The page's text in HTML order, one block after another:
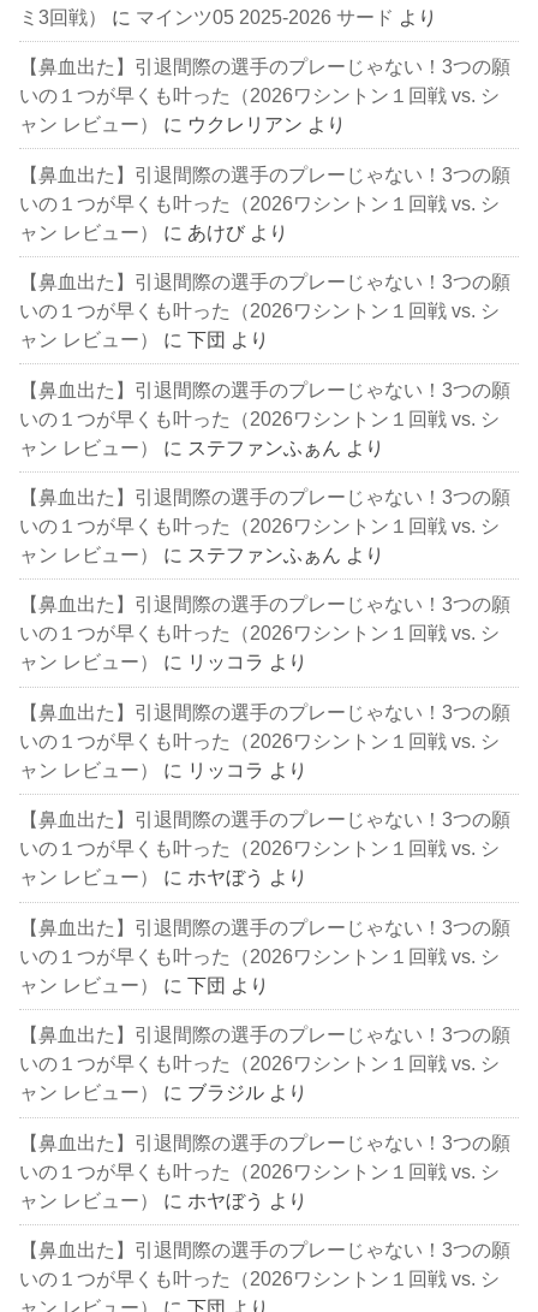
ミ3回戦）
に マインツ05 2025-2026 サード より
【鼻血出た】引退間際の選手のプレーじゃない！3つの願
いの１つが早くも叶った（2026ワシントン１回戦 vs. シ
ャン レビュー）
に ウクレリアン より
【鼻血出た】引退間際の選手のプレーじゃない！3つの願
いの１つが早くも叶った（2026ワシントン１回戦 vs. シ
ャン レビュー）
に あけび より
【鼻血出た】引退間際の選手のプレーじゃない！3つの願
いの１つが早くも叶った（2026ワシントン１回戦 vs. シ
ャン レビュー）
に下団 より
【鼻血出た】引退間際の選手のプレーじゃない！3つの願
いの１つが早くも叶った（2026ワシントン１回戦 vs. シ
ャン レビュー）
に ステファンふぁん より
【鼻血出た】引退間際の選手のプレーじゃない！3つの願
いの１つが早くも叶った（2026ワシントン１回戦 vs. シ
ャン レビュー）
に ステファンふぁん より
【鼻血出た】引退間際の選手のプレーじゃない！3つの願
いの１つが早くも叶った（2026ワシントン１回戦 vs. シ
ャン レビュー）
に リッコラ より
【鼻血出た】引退間際の選手のプレーじゃない！3つの願
いの１つが早くも叶った（2026ワシントン１回戦 vs. シ
ャン レビュー）
に リッコラ より
【鼻血出た】引退間際の選手のプレーじゃない！3つの願
いの１つが早くも叶った（2026ワシントン１回戦 vs. シ
ャン レビュー）
に ホヤぼう より
【鼻血出た】引退間際の選手のプレーじゃない！3つの願
いの１つが早くも叶った（2026ワシントン１回戦 vs. シ
ャン レビュー）
に下団 より
【鼻血出た】引退間際の選手のプレーじゃない！3つの願
いの１つが早くも叶った（2026ワシントン１回戦 vs. シ
ャン レビュー）
に ブラジル より
【鼻血出た】引退間際の選手のプレーじゃない！3つの願
いの１つが早くも叶った（2026ワシントン１回戦 vs. シ
ャン レビュー）
に ホヤぼう より
【鼻血出た】引退間際の選手のプレーじゃない！3つの願
いの１つが早くも叶った（2026ワシントン１回戦 vs. シ
ャン レビュー）
に下団 より